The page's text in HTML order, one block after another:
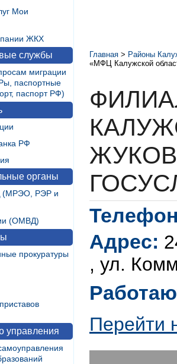
Мои
ЖКХ
службы
миграции
паспортные
паспорт РФ)
РФ
органы
(МРЭО, РЭР и
(ОМВД)
прокуратуры
управления
Главная > Районы
«МФЦ Калужской
Адрес:
, ул.
Перейти